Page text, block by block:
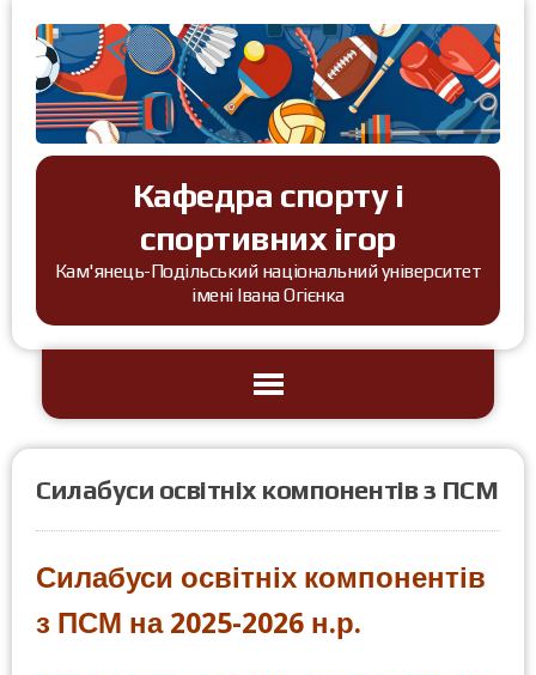
Кафедра спорту і
спортивних ігор
Кам'янець-Подільський національний університет
імені Івана Огієнка
Силабуси освітніх компонентів з ПСМ
Силабуси освітніх компонентів
з ПСМ на 2025-2026 н.р.